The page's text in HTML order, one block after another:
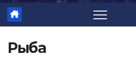
Рыба